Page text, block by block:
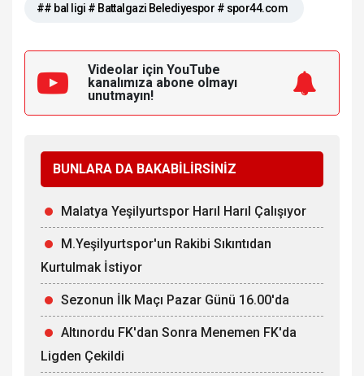
## bal ligi # Battalgazi Belediyespor # spor44.com
Videolar için YouTube
kanalımıza abone olmayı
unutmayın!
BUNLARA DA BAKABİLİRSİNİZ
Malatya Yeşilyurtspor Harıl Harıl Çalışıyor
M.Yeşilyurtspor'un Rakibi Sıkıntıdan
Kurtulmak İstiyor
Sezonun İlk Maçı Pazar Günü 16.00'da
Altınordu FK'dan Sonra Menemen FK'da
Ligden Çekildi